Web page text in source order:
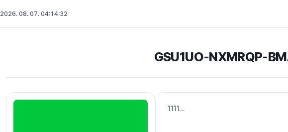
2026. 08. 07. 04:14:32
GSU1UO-NXMRQP-
1111...